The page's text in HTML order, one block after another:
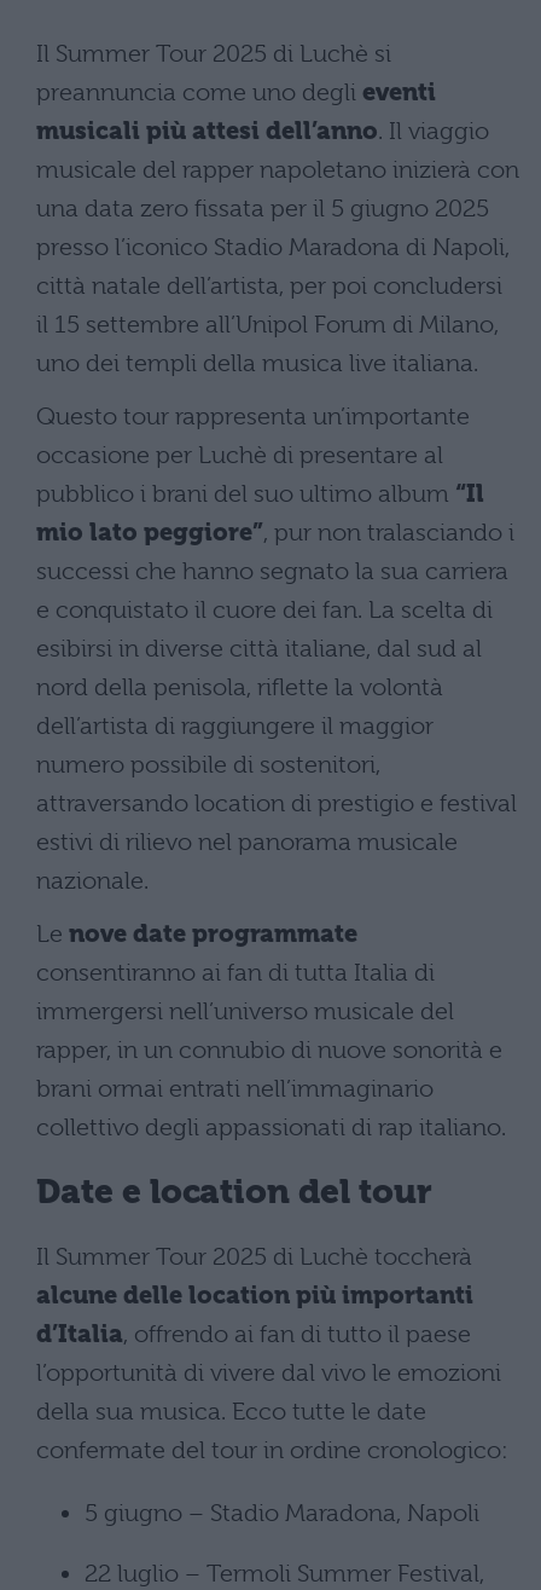
Il Summer Tour 2025 di Luchè si
preannuncia come uno degli eventi
musicali più attesi dell’anno. Il viaggio
musicale del rapper napoletano inizierà con
una data zero fissata per il 5 giugno 2025
presso l’iconico Stadio Maradona di Napoli,
città natale dell’artista, per poi concludersi
il 15 settembre all’Unipol Forum di Milano,
uno dei templi della musica live italiana.
Questo tour rappresenta un’importante
occasione per Luchè di presentare al
pubblico i brani del suo ultimo album “Il
mio lato peggiore”, pur non tralasciando i
successi che hanno segnato la sua carriera
e conquistato il cuore dei fan. La scelta di
esibirsi in diverse città italiane, dal sud al
nord della penisola, riflette la volontà
dell’artista di raggiungere il maggior
numero possibile di sostenitori,
attraversando location di prestigio e festival
estivi di rilievo nel panorama musicale
nazionale.
Le nove date programmate
consentiranno ai fan di tutta Italia di
immergersi nell’universo musicale del
rapper, in un connubio di nuove sonorità e
brani ormai entrati nell’immaginario
collettivo degli appassionati di rap italiano.
Date e location del tour
Il Summer Tour 2025 di Luchè toccherà
alcune delle location più importanti
d’Italia, offrendo ai fan di tutto il paese
l’opportunità di vivere dal vivo le emozioni
della sua musica. Ecco tutte le date
confermate del tour in ordine cronologico:
5 giugno – Stadio Maradona, Napoli
22 luglio – Termoli Summer Festival,